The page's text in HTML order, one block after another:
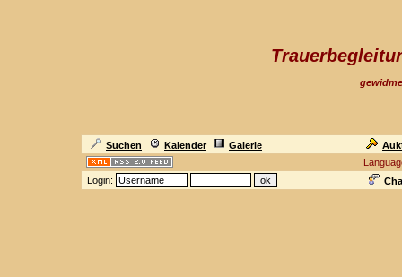
Suchen Kalender Galerie
Login: